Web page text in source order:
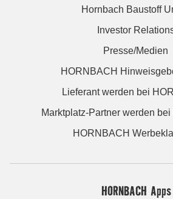
Hornbach Baustoff
Investor
Presse/Medien
HORNBACH
Lieferant werden bei
Marktplatz-Partner werden
HORNBACH
HORNBACH Apps